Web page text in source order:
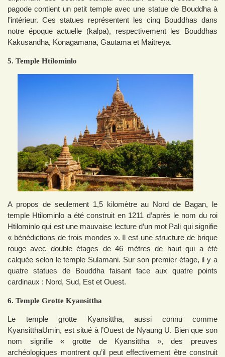
pagode contient un petit temple avec une statue de Bouddha à
l’intérieur. Ces statues représentent les cinq Bouddhas dans
notre époque actuelle (kalpa), respectivement les Bouddhas
Kakusandha, Konagamana, Gautama et Maitreya.
5. Temple Htilominlo
A propos de seulement 1,5 kilomètre au Nord de Bagan, le
temple Htilominlo a été construit en 1211 d’après le nom du roi
Htilominlo qui est une mauvaise lecture d’un mot Pali qui signifie
« bénédictions de trois mondes ». Il est une structure de brique
rouge avec double étages de 46 mètres de haut qui a été
calquée selon le temple Sulamani. Sur son premier étage, il y a
quatre statues de Bouddha faisant face aux quatre points
cardinaux : Nord, Sud, Est et Ouest.
6. Temple Grotte Kyansittha
Le temple grotte Kyansittha, aussi connu comme
KyansitthaUmin, est situé à l’Ouest de Nyaung U. Bien que son
nom signifie « grotte de Kyansittha », des preuves
archéologiques montrent qu’il peut effectivement être construit